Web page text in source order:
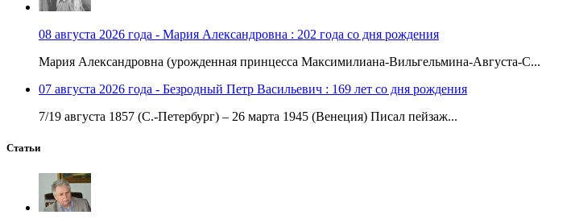
08 августа 2026 года - Мария Александровна : 202 года со дня рождения
Мария Александровна (урожденная принцесса Максимилиана-Вильгельмина-Августа-С...
07 августа 2026 года - Безродный Петр Васильевич : 169 лет со дня рождения
7/19 августа 1857 (С.-Петербург) – 26 марта 1945 (Венеция) Писал пейзаж...
Статьи